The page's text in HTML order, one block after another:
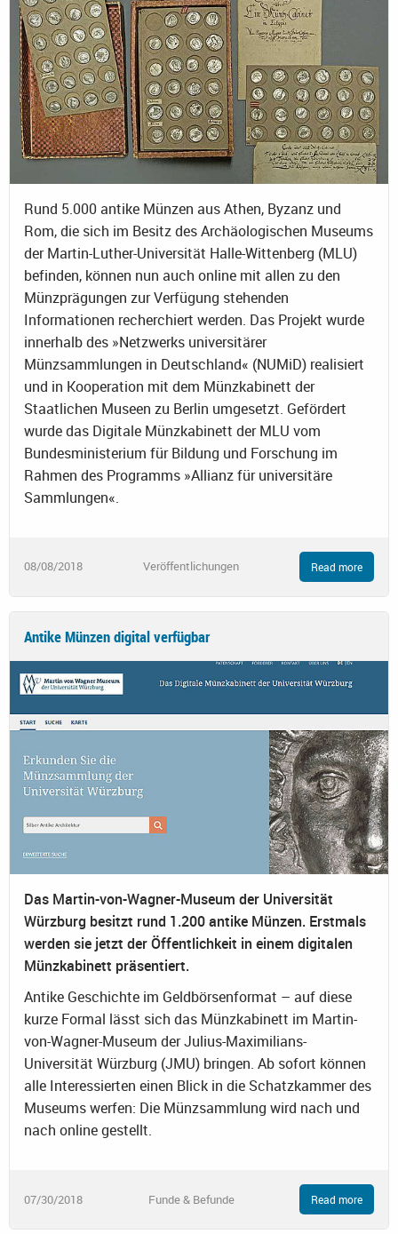
Rund 5.000 antike Münzen aus Athen, Byzanz und
Rom, die sich im Besitz des Archäologischen Museums
der Martin-Luther-Universität Halle-Wittenberg (MLU)
befinden, können nun auch online mit allen zu den
Münzprägungen zur Verfügung stehenden
Informationen recherchiert werden. Das Projekt wurde
innerhalb des »Netzwerks universitärer
Münzsammlungen in Deutschland« (NUMiD) realisiert
und in Kooperation mit dem Münzkabinett der
Staatlichen Museen zu Berlin umgesetzt. Gefördert
wurde das Digitale Münzkabinett der MLU vom
Bundesministerium für Bildung und Forschung im
Rahmen des Programms »Allianz für universitäre
Sammlungen«.
08/08/2018 Veröffentlichungen Read more
Antike Münzen digital verfügbar
Das Martin-von-Wagner-Museum der Universität
Würzburg besitzt rund 1.200 antike Münzen. Erstmals
werden sie jetzt der Öffentlichkeit in einem digitalen
Münzkabinett präsentiert.
Antike Geschichte im Geldbörsenformat – auf diese
kurze Formal lässt sich das Münzkabinett im Martin-
von-Wagner-Museum der Julius-Maximilians-
Universität Würzburg (JMU) bringen. Ab sofort können
alle Interessierten einen Blick in die Schatzkammer des
Museums werfen: Die Münzsammlung wird nach und
nach online gestellt.
07/30/2018 Funde & Befunde Read more